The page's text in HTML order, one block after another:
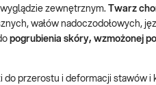
zewnętrznym.
Twarz
wałów nadoczodołowych,
pogrubienia skóry, wzmożonej
do przerostu i deformacji stawów i